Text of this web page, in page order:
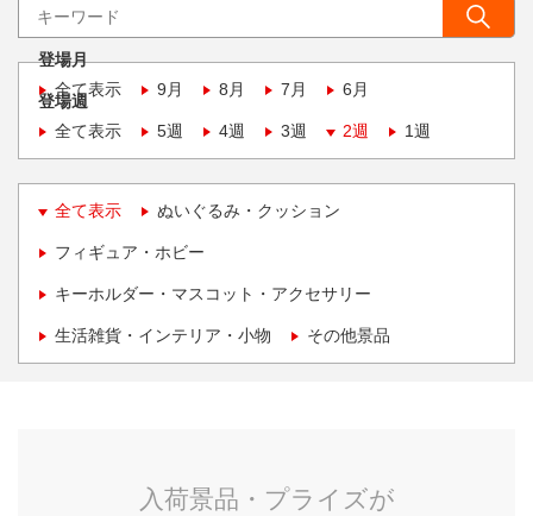
登場月
全て表示
9月 8月 7月 6月
登場週
全て表示
5週 4週 3週 2週 1週
全て表示 ぬいぐるみ・クッション
フィギュア・ホビー
キーホルダー・マスコット・アクセサリー
生活雑貨・インテリア・小物 その他景品